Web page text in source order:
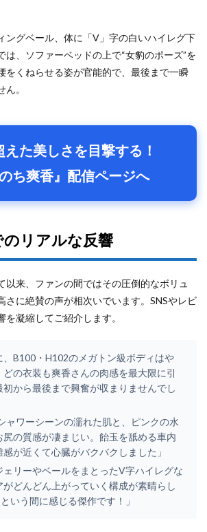
ングベール、体に「V」字の白いハイレグ下
は、ソファーベッドの上で“女豹のポーズ”を
をくねらせる姿が官能的で、最後まで一瞬
。
えた美しさを目撃する！
のち爽香』配信ページへ
リアルな反響
以来、ファンの間ではその圧倒的なボリュ
さに絶賛の声が相次いでいます。SNSやレビ
を凝縮してご紹介します。
、B100・H102のメガトン級ボディはや
どの衣装も爽香さんの肉感を最大限に引
初から最後まで興奮が収まりませんでし
ャワーシーンの濡れた肌と、ピンクの水
の質感が凄まじい。飴玉を舐める車内
が近くて心臓がバクバクしました」
ェリーやベールをまとったV字ハイレグな
がどんどん上がっていく構成が素晴らし
いう間に感じる傑作です！」